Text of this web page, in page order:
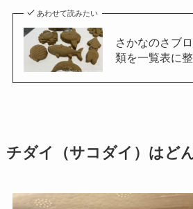
あわせて読みたい
さかなのさブ
類を一覧表に
チダイ（サコダイ）はど